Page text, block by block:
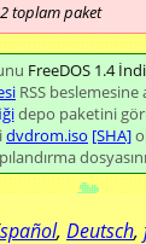
toplam paket
FreeDOS 1.4
RSS
depo paketini
dvdrom.iso [SHA]
, Deutsch,